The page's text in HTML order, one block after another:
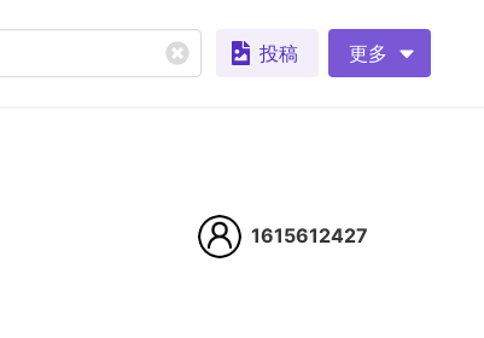
投稿 更多
1615612427